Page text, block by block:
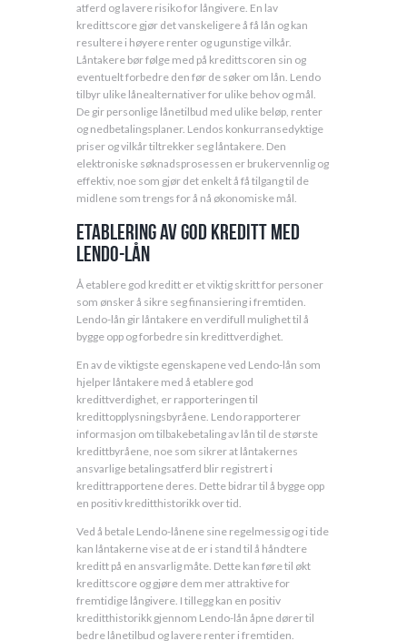
atferd og lavere risiko for långivere. En lav
kredittscore gjør det vanskeligere å få lån og kan
resultere i høyere renter og ugunstige vilkår.
Låntakere bør følge med på kredittscoren sin og
eventuelt forbedre den før de søker om lån. Lendo
tilbyr ulike lånealternativer for ulike behov og mål.
De gir personlige lånetilbud med ulike beløp, renter
og nedbetalingsplaner. Lendos konkurransedyktige
priser og vilkår tiltrekker seg låntakere. Den
elektroniske søknadsprosessen er brukervennlig og
effektiv, noe som gjør det enkelt å få tilgang til de
midlene som trengs for å nå økonomiske mål.
Etablering av god kreditt med
Lendo-lån
Å etablere god kreditt er et viktig skritt for personer
som ønsker å sikre seg finansiering i fremtiden.
Lendo-lån gir låntakere en verdifull mulighet til å
bygge opp og forbedre sin kredittverdighet.
En av de viktigste egenskapene ved Lendo-lån som
hjelper låntakere med å etablere god
kredittverdighet, er rapporteringen til
kredittopplysningsbyråene. Lendo rapporterer
informasjon om tilbakebetaling av lån til de største
kredittbyråene, noe som sikrer at låntakernes
ansvarlige betalingsatferd blir registrert i
kredittrapportene deres. Dette bidrar til å bygge opp
en positiv kreditthistorikk over tid.
Ved å betale Lendo-lånene sine regelmessig og i tide
kan låntakerne vise at de er i stand til å håndtere
kreditt på en ansvarlig måte. Dette kan føre til økt
kredittscore og gjøre dem mer attraktive for
fremtidige långivere. I tillegg kan en positiv
kreditthistorikk gjennom Lendo-lån åpne dører til
bedre lånetilbud og lavere renter i fremtiden.